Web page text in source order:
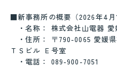
■新事務所の概要（2026年4月
・名称： 株式会社山電器 愛
・住所： 〒790-0065 愛媛
ＴＳビル Ｅ号室
・電話： 089-900-7051